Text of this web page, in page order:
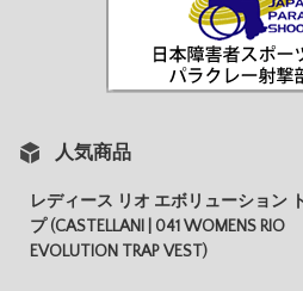
人気商品
レディース リオ エボリューション
プ (CASTELLANI | 041 WOMENS RIO
EVOLUTION TRAP VEST)